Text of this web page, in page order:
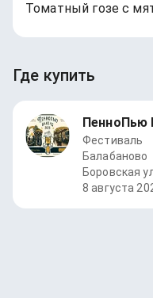
Томатный гозе с
Где купить
ПенноПью
Фестиваль
Балабаново
Боровская
8 августа